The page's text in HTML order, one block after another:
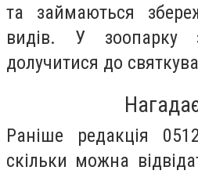
та займаються
видів. У зоопарку
долучитися до
Раніше редакція
скільки можна